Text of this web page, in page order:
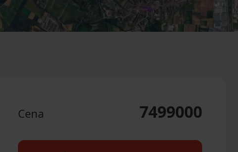
Cena 7499000